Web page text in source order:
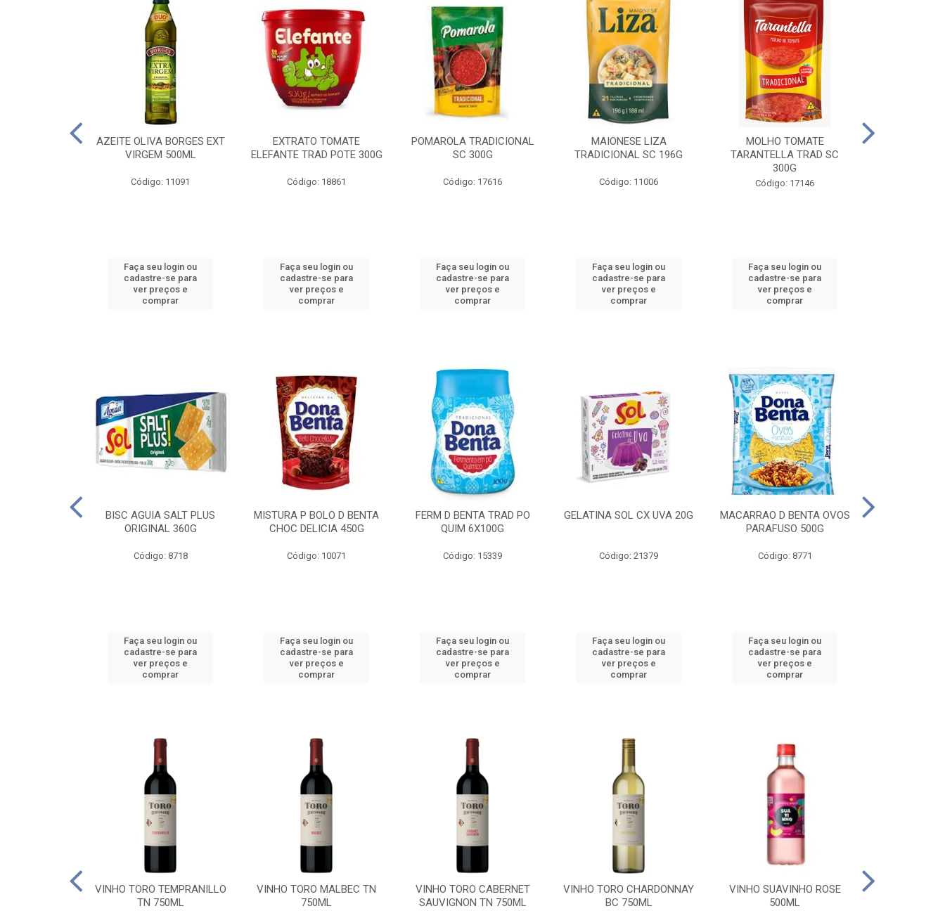
AZEITE OLIVA BORGES EXT
VIRGEM 500ML
Código: 11091
Faça seu login ou
cadastre-se para
ver preços e
comprar
EXTRATO TOMATE
ELEFANTE TRAD POTE 300G
Código: 18861
Faça seu login ou
cadastre-se para
ver preços e
comprar
POMAROLA TRADICIONAL
SC 300G
Código: 17616
Faça seu login ou
cadastre-se para
ver preços e
comprar
MAIONESE LIZA
TRADICIONAL SC 196G
Código: 11006
Faça seu login ou
cadastre-se para
ver preços e
comprar
MOLHO TOMATE
TARANTELLA TRAD SC
300G
Código: 17146
Faça seu login ou
cadastre-se para
ver preços e
comprar
BISC AGUIA SALT PLUS
ORIGINAL 360G
Código: 8718
Faça seu login ou
cadastre-se para
ver preços e
comprar
MISTURA P BOLO D BENTA
CHOC DELICIA 450G
Código: 10071
Faça seu login ou
cadastre-se para
ver preços e
comprar
FERM D BENTA TRAD PO
QUIM 6X100G
Código: 15339
Faça seu login ou
cadastre-se para
ver preços e
comprar
GELATINA SOL CX UVA 20G
Código: 21379
Faça seu login ou
cadastre-se para
ver preços e
comprar
MACARRAO D BENTA OVOS
PARAFUSO 500G
Código: 8771
Faça seu login ou
cadastre-se para
ver preços e
comprar
VINHO TORO TEMPRANILLO
TN 750ML
VINHO TORO MALBEC TN
750ML
VINHO TORO CABERNET
SAUVIGNON TN 750ML
VINHO TORO CHARDONNAY
BC 750ML
VINHO SUAVINHO ROSE
500ML